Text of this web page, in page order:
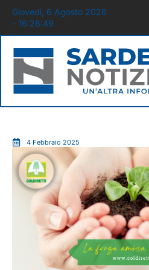
Giovedì, 6 Agosto 2026
- 16:28:51
4 Febbraio 2025